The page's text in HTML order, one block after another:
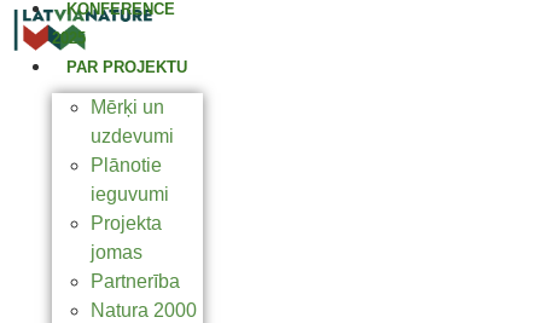
KONFERENCE
2025
PAR PROJEKTU
Mērķi un
uzdevumi
Plānotie
ieguvumi
Projekta
jomas
Partnerība
Natura 2000